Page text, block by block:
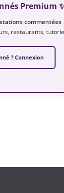
Premium
commentées
restaurants,
? Connexion